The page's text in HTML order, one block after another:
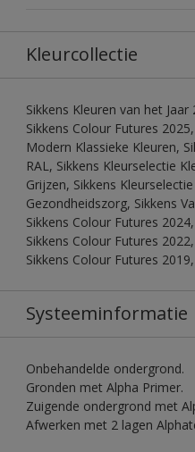
Kleurcollectie
Sikkens Kleuren van het
Sikkens Colour Futures
Modern Klassieke Kleuren,
RAL, Sikkens Kleurselectie
Grijzen, Sikkens
Gezondheidszorg, Sikkens
Sikkens Colour Futures
Sikkens Colour Futures
Sikkens Colour Futures
Systeeminformatie
Onbehandelde ondergrond.
Gronden met Alpha Primer.
Zuigende ondergrond met
Afwerken met 2 lagen